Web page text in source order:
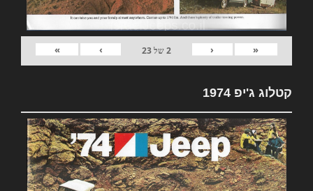
«
‹
2של23
›
»
קטלוג ג'יפ 1974